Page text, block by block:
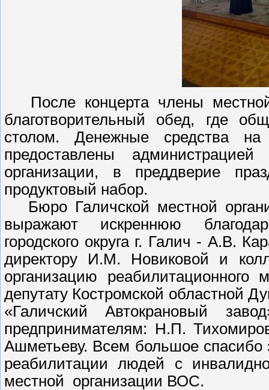
После концерта члены
благотворительный обед, где
столом. Денежные средства на
предоставлены
организации, в преддверие
продуктовый набор.
Бюро Галичской местной
выражают искреннюю
городского округа г. Галич - А.В.
директору И.М. Новиковой и
организацию
депутату Костромской областной
«Галичский Автокрановый
предпринимателям: Н.П.
Ашметьеву. Всем большое
реабилитации людей с
местной организации ВОС.